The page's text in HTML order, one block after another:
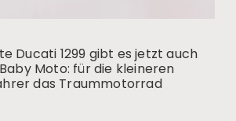
Ducati 1299 gibt es jetzt auch
Moto: für die kleineren
das Traummotorrad